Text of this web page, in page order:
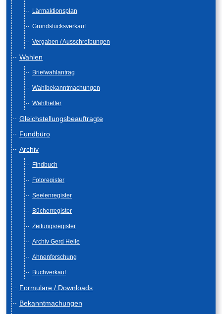
Lärmaktionsplan
Grundstücksverkauf
Vergaben / Ausschreibungen
Wahlen
Briefwahlantrag
Wahlbekanntmachungen
Wahlhelfer
Gleichstellungsbeauftragte
Fundbüro
Archiv
Findbuch
Fotoregister
Seelenregister
Bücherregister
Zeitungsregister
Archiv Gerd Heile
Ahnenforschung
Buchverkauf
Formulare / Downloads
Bekanntmachungen